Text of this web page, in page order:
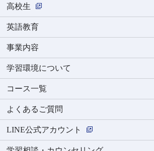
高校生
英語教育
事業内容
学習環境について
コース一覧
よくあるご質問
LINE公式アカウント